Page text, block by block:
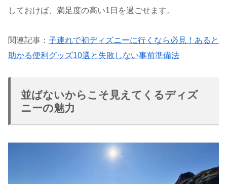
しておけば、満足度の高い1日を過ごせます。
関連記事： 子連れで初ディズニーに行くなら必見！あると
助かる便利グッズ10選と失敗しない事前準備法
並ばないからこそ見えてくるディズ
ニーの魅力